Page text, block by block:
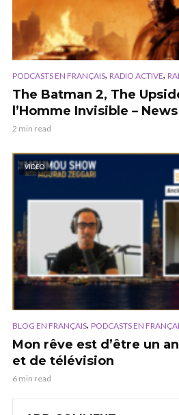
PODCASTS EN FRANÇAIS, RADIO ACTIVE,
The Batman 2, The
l’Homme Invisible –
2 min read
VIDEO
BLOG EN FRANÇAIS, PODCASTS EN
Mon rêve est d’être un
et de télévision
6 min read